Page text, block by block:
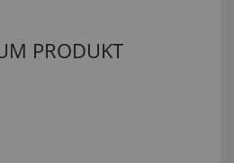
PRODUKT